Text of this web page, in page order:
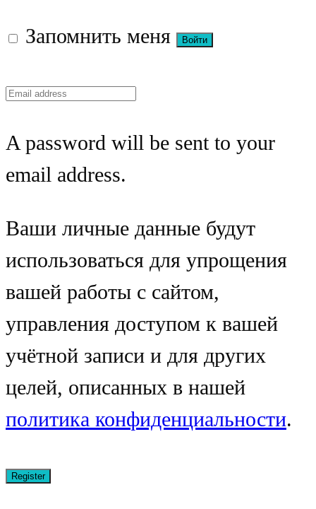
Запомнить меня
A password will be sent to your
email address.
Ваши личные данные будут
использоваться для упрощения
вашей работы с сайтом,
управления доступом к вашей
учётной записи и для других
целей, описанных в нашей
политика конфиденциальности.